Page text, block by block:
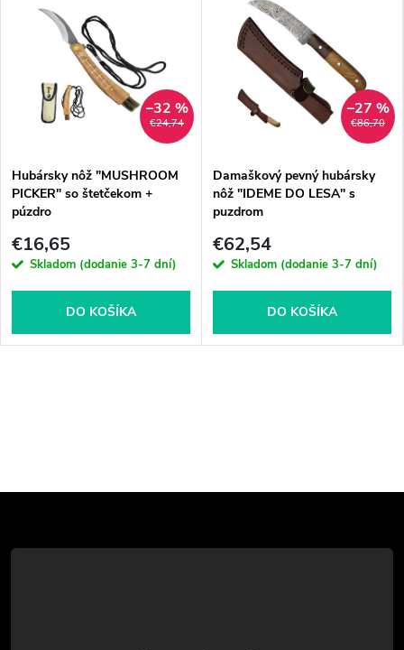
€24,74
–32 %
Hubársky nôž "MUSHROOM
PICKER" so štetčekom +
púzdro
€16,65
Skladom (dodanie 3-7 dní)
DO KOŠÍKA
€86,70
–27 %
Damaškový pevný hubársky
nôž "IDEME DO LESA" s
puzdrom
€62,54
Skladom (dodanie 3-7 dní)
DO KOŠÍKA
á